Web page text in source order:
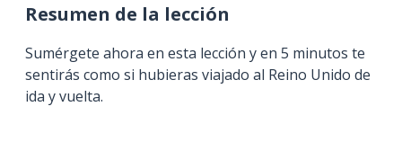
Resumen de la lección
Sumérgete ahora en esta lección y en 5 minutos te
sentirás como si hubieras viajado al Reino Unido de
ida y vuelta.